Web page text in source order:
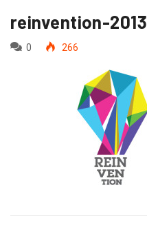
reinvention-2013
0 266